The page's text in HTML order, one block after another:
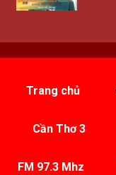
Trang chủ
Cần Thơ 3
FM 97.3 Mhz